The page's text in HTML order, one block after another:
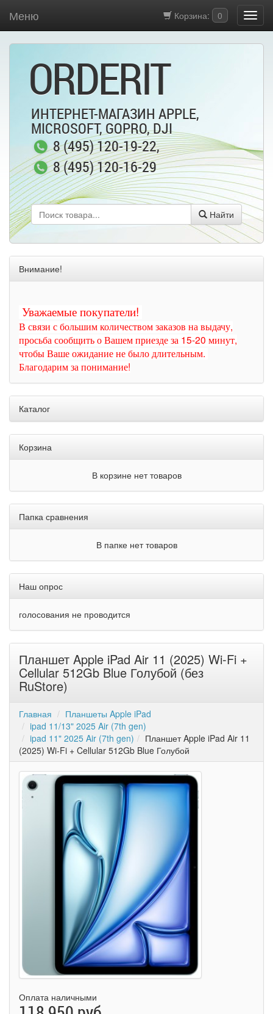
Корзина: 0
Меню
ORDERIT
ИНТЕРНЕТ-МАГАЗИН APPLE,
MICROSOFT, GOPRO, DJI
8 (495) 120-19-22,
8 (495) 120-16-29
Найти
Внимание!
Уважаемые покупатели!
В связи с большим количеством заказов на выдачу,
просьба сообщить о Вашем приезде за 15-20 минут,
чтобы Ваше ожидание не было длительным.
Благодарим за понимание!
Каталог
Корзина
В корзине нет товаров
Папка сравнения
В папке нет товаров
Наш опрос
голосования не проводится
Планшет Apple iPad Air 11 (2025) Wi-Fi +
Cellular 512Gb Blue Голубой (без
RuStore)
Главная
Планшеты Apple iPad
ipad 11/13" 2025 Air (7th gen)
ipad 11" 2025 Air (7th gen)
Планшет Apple iPad Air 11
(2025) Wi-Fi + Cellular 512Gb Blue Голубой
Оплата наличными